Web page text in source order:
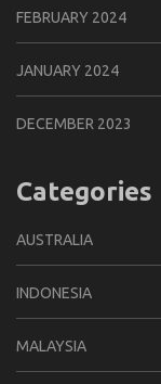
FEBRUARY 2024
JANUARY 2024
DECEMBER 2023
Categories
AUSTRALIA
INDONESIA
MALAYSIA